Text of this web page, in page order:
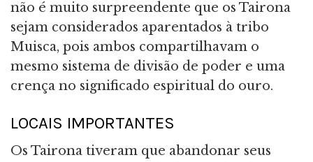
não é muito surpreendente que os Tairona
sejam considerados aparentados à tribo
Muisca, pois ambos compartilhavam o
mesmo sistema de divisão de poder e uma
crença no significado espiritual do ouro.
LOCAIS IMPORTANTES
Os Tairona tiveram que abandonar seus